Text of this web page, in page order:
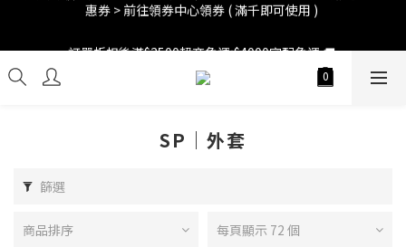
訂單折扣後滿$2500超商免運;$4000宅配免運 🚚
新會員 領百元折扣券 💵 會員登陸後 > 上方人像圖示我的帳號 > 優
惠券 > 前往領券中心領券 ( 滿千即可使用 )
訂單折扣後滿$2500超商免運;$4000宅配免運 🚚
SP｜外套
篩選
商品排序 每頁顯示 72 個